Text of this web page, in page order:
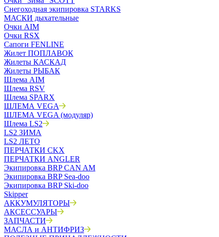
Снегоходная экипировка STARKS
МАСКИ дыхательные
Очки AIM
Очки RSX
Сапоги FENLINE
Жилет ПОПЛАВОК
Жилеты КАСКАД
Жилеты РЫБАК
Шлема AIM
Шлема RSV
Шлема SPARX
ШЛЕМА VEGA
ШЛЕМА VEGA (модуляр)
Шлема LS2
LS2 ЗИМА
LS2 ЛЕТО
ПЕРЧАТКИ CKX
ПЕРЧАТКИ ANGLER
Экипировка BRP CAN AM
Экипировка BRP Sea-doo
Экипировка BRP Ski-doo
Skipper
АККУМУЛЯТОРЫ
АКСЕССУАРЫ
ЗАПЧАСТИ
МАСЛА и АНТИФРИЗ